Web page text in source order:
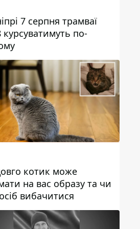
7 серпня трамваї
по-
котик може
на вас образу та чи
вибачитися